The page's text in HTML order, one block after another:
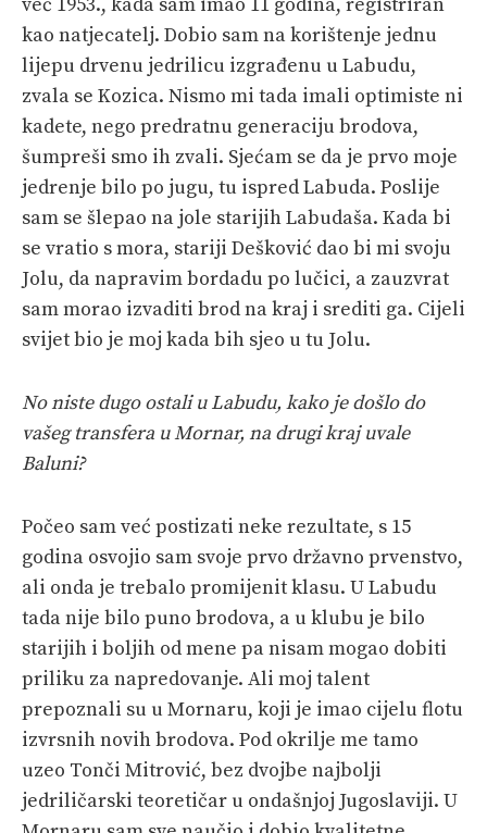
kao natjecatelj. Dobio sam na korištenje jednu
lijepu drvenu jedrilicu izgrađenu u Labudu,
zvala se Kozica. Nismo mi tada imali optimiste ni
kadete, nego predratnu generaciju brodova,
šumpreši smo ih zvali. Sjećam se da je prvo moje
jedrenje bilo po jugu, tu ispred Labuda. Poslije
sam se šlepao na jole starijih Labudaša. Kada bi
se vratio s mora, stariji Dešković dao bi mi svoju
Jolu, da napravim bordadu po lučici, a zauzvrat
sam morao izvaditi brod na kraj i srediti ga. Cijeli
svijet bio je moj kada bih sjeo u tu Jolu.
No niste dugo ostali u Labudu, kako je došlo do
vašeg transfera u Mornar, na drugi kraj uvale
Baluni?
Počeo sam već postizati neke rezultate, s 15
godina osvojio sam svoje prvo državno prvenstvo,
ali onda je trebalo promijenit klasu. U Labudu
tada nije bilo puno brodova, a u klubu je bilo
starijih i boljih od mene pa nisam mogao dobiti
priliku za napredovanje. Ali moj talent
prepoznali su u Mornaru, koji je imao cijelu flotu
izvrsnih novih brodova. Pod okrilje me tamo
uzeo Tonči Mitrović, bez dvojbe najbolji
jedriličarski teoretičar u ondašnjoj Jugoslaviji. U